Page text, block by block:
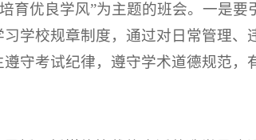
育优良学风”为主题的班会。一是
学校规章制度，通过对日常管理
守考试纪律，遵守学术道德规范，